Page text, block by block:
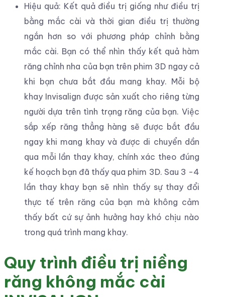
Hiệu quả: Kết quả điều trị giống như điều trị
bằng mắc cài và thời gian điều trị thường
ngắn hơn so với phương pháp chỉnh bằng
mắc cài. Bạn có thể nhìn thấy kết quả hàm
răng chỉnh nha của bạn trên phim 3D ngay cả
khi bạn chưa bắt đầu mang khay. Mỗi bộ
khay Invisalign được sản xuất cho riêng từng
người dựa trên tình trạng răng của bạn. Việc
sắp xếp răng thẳng hàng sẽ được bắt đầu
ngay khi mang khay và được di chuyển dần
qua mỗi lần thay khay, chính xác theo đúng
kế hoạch bạn đã thấy qua phim 3D. Sau 3 -4
lần thay khay bạn sẽ nhìn thấy sự thay đổi
thực tế trên răng của bạn mà không cảm
thấy bất cứ sự ảnh hưởng hay khó chịu nào
trong quá trình mang khay.
Quy trình điều trị niềng
răng không mắc cài